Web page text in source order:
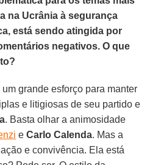
na Ucrânia à segurança
está sendo atingida por
negativos. O que
grande esforço para manter
e litigiosas de seu partido e
. Basta olhar a animosidade
eCarlo Calenda. Mas a
e convivência. Ela está